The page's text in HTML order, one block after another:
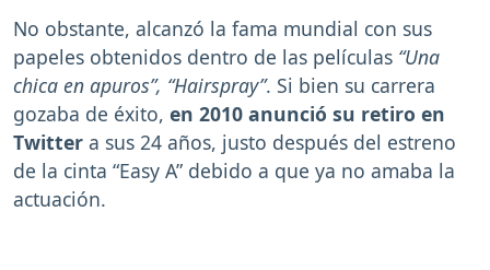
No obstante, alcanzó la fama mundial con sus
papeles obtenidos dentro de las películas “Una
chica en apuros”, “Hairspray”. Si bien su carrera
gozaba de éxito, en 2010 anunció su retiro en
Twitter a sus 24 años, justo después del estreno
de la cinta “Easy A” debido a que ya no amaba la
actuación.